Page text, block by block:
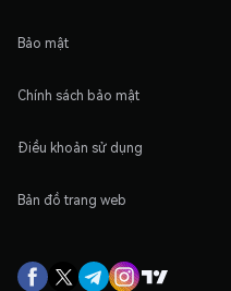
Bảo mật
Chính sách bảo mật
Điều khoản sử dụng
Bản đồ trang web